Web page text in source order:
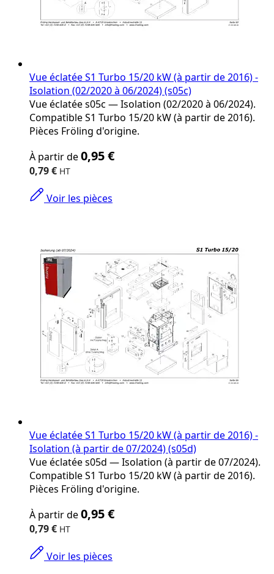
Vue éclatée S1 Turbo 15/20 kW (à partir de 2016) -
Isolation (02/2020 à 06/2024) (s05c)
Vue éclatée s05c — Isolation (02/2020 à 06/2024).
Compatible S1 Turbo 15/20 kW (à partir de 2016).
Pièces Fröling d'origine.
price
depends
the
the
product
page
À partir de0,95 €
0,79 €
Voir les pièces
Vue éclatée S1 Turbo 15/20 kW (à partir de 2016) -
Isolation (à partir de 07/2024) (s05d)
Vue éclatée s05d — Isolation (à partir de 07/2024).
Compatible S1 Turbo 15/20 kW (à partir de 2016).
Pièces Fröling d'origine.
price
depends
the
À partir de0,95 €
0,79 €
Voir les pièces